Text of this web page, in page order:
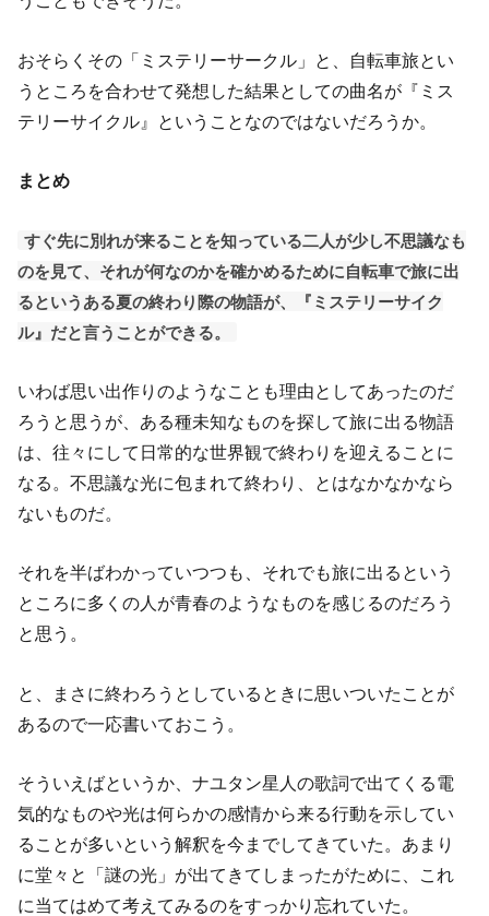
おそらくその「ミステリーサークル」と、自転車旅とい
うところを合わせて発想した結果としての曲名が『ミス
テリーサイクル』ということなのではないだろうか。
まとめ
すぐ先に別れが来ることを知っている二人が少し不思議なも
のを見て、それが何なのかを確かめるために自転車で旅に出
るというある夏の終わり際の物語が、『ミステリーサイク
ル』だと言うことができる。
いわば思い出作りのようなことも理由としてあったのだ
ろうと思うが、ある種未知なものを探して旅に出る物語
は、往々にして日常的な世界観で終わりを迎えることに
なる。不思議な光に包まれて終わり、とはなかなかなら
ないものだ。
それを半ばわかっていつつも、それでも旅に出るという
ところに多くの人が青春のようなものを感じるのだろう
と思う。
と、まさに終わろうとしているときに思いついたことが
あるので一応書いておこう。
そういえばというか、ナユタン星人の歌詞で出てくる電
気的なものや光は何らかの感情から来る行動を示してい
ることが多いという解釈を今までしてきていた。あまり
に堂々と「謎の光」が出てきてしまったがために、これ
に当てはめて考えてみるのをすっかり忘れていた。